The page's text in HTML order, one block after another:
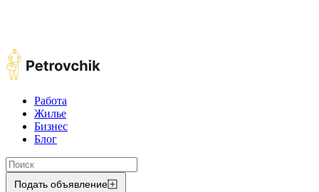
Работа
Жилье
Бизнес
Блог
Подать объявление